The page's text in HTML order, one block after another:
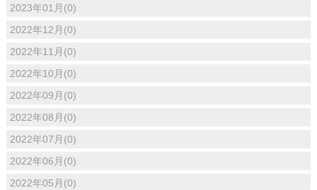
2023年01月(0)
2022年12月(0)
2022年11月(0)
2022年10月(0)
2022年09月(0)
2022年08月(0)
2022年07月(0)
2022年06月(0)
2022年05月(0)